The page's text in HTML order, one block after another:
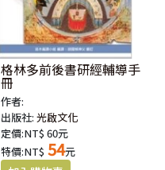
格林多前後書研經輔導手
冊
作者:
出版社:光啟文化
定價:NT$ 60元
特價:NT$ 54元